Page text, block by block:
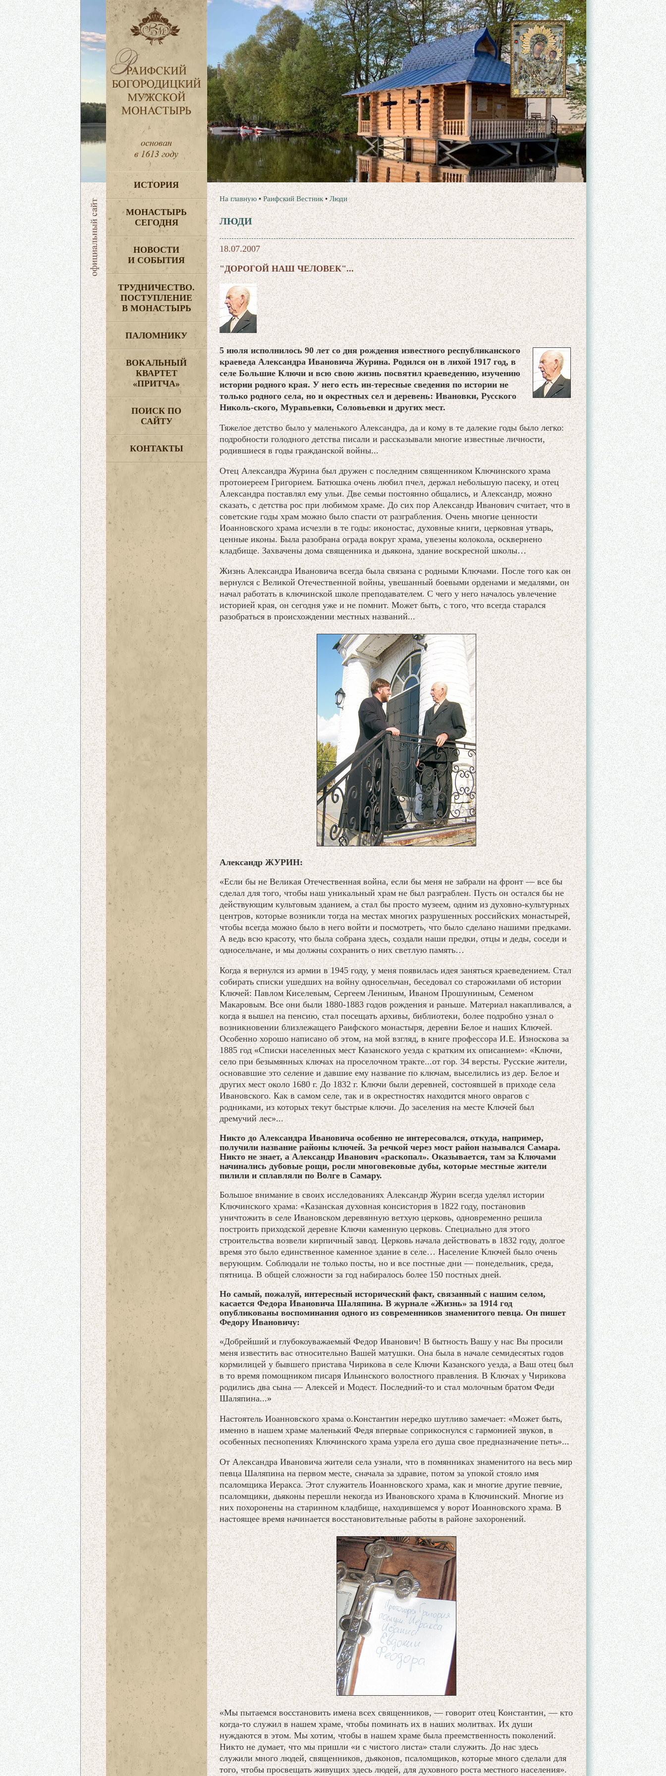
ИСТОРИЯ
МОНАСТЫРЬ
СЕГОДНЯ
НОВОСТИ
И СОБЫТИЯ
ТРУДНИЧЕСТВО.
ПОСТУПЛЕНИЕ
В МОНАСТЫРЬ
ПАЛОМНИКУ
ВОКАЛЬНЫЙ
КВАРТЕТ
«ПРИТЧА»
ПОИСК ПО
САЙТУ
КОНТАКТЫ
На главную •Раифский Вестник •Люди
ЛЮДИ
18.07.2007
"ДОРОГОЙ НАШ ЧЕЛОВЕК"...
5 июля исполнилось 90 лет со дня рождения известного республиканского
краеведа Александра Ивановича Журина. Родился он в лихой 1917 год, в
селе Большие Ключи и всю свою жизнь посвятил краеведению, изучению
истории родного края. У него есть ин-тересные сведения по истории не
только родного села, но и окрестных сел и деревень: Ивановки, Русского
Николь-ского, Муравьевки, Соловьевки и других мест.
Тяжелое детство было у маленького Александра, да и кому в те далекие годы было легко:
подробности голодного детства писали и рассказывали многие известные личности,
родившиеся в годы гражданской войны...
Отец Александра Журина был дружен с последним священником Ключинского храма
протоиереем Григорием. Батюшка очень любил пчел, держал небольшую пасеку, и отец
Александра поставлял ему ульи. Две семьи постоянно общались, и Александр, можно
сказать, с детства рос при любимом храме. До сих пор Александр Иванович считает, что в
советские годы храм можно было спасти от разграбления. Очень многие ценности
Иоанновского храма исчезли в те годы: иконостас, духовные книги, церковная утварь,
ценные иконы. Была разобрана ограда вокруг храма, увезены колокола, осквернено
кладбище. Захвачены дома священника и дьякона, здание воскресной школы…
Жизнь Александра Ивановича всегда была связана с родными Ключами. После того как он
вернулся с Великой Отечественной войны, увешанный боевыми орденами и медалями, он
начал работать в ключинской школе преподавателем. С чего у него началось увлечение
историей края, он сегодня уже и не помнит. Может быть, с того, что всегда старался
разобраться в происхождении местных названий...
Александр ЖУРИН:
«Если бы не Великая Отечественная война, если бы меня не забрали на фронт — все бы
сделал для того, чтобы наш уникальный храм не был разграблен. Пусть он остался бы не
действующим культовым зданием, а стал бы просто музеем, одним из духовно-культурных
центров, которые возникли тогда на местах многих разрушенных российских монастырей,
чтобы всегда можно было в него войти и посмотреть, что было сделано нашими предками.
А ведь всю красоту, что была собрана здесь, создали наши предки, отцы и деды, соседи и
односельчане, и мы должны сохранить о них светлую память…
Когда я вернулся из армии в 1945 году, у меня появилась идея заняться краеведением. Стал
собирать списки ушедших на войну односельчан, беседовал со старожилами об истории
Ключей: Павлом Киселевым, Сергеем Лениным, Иваном Прошуниным, Семеном
Макаровым. Все они были 1880-1883 годов рождения и раньше. Материал накапливался, а
когда я вышел на пенсию, стал посещать архивы, библиотеки, более подробно узнал о
возникновении близлежащего Раифского монастыря, деревни Белое и наших Ключей.
Особенно хорошо написано об этом, на мой взгляд, в книге профессора И.Е. Износкова за
1885 год «Списки населенных мест Казанского уезда с кратким их описанием»: «Ключи,
село при безымянных ключах на проселочном тракте...от гор. 34 версты. Русские жители,
основавшие это селение и давшие ему название по ключам, выселились из дер. Белое и
других мест около 1680 г. До 1832 г. Ключи были деревней, состоявшей в приходе села
Ивановского. Как в самом селе, так и в окрестностях находится много оврагов с
родниками, из которых текут быстрые ключи. До заселения на месте Ключей был
дремучий лес»...
Никто до Александра Ивановича особенно не интересовался, откуда, например,
получили название районы ключей. За речкой через мост район назывался Самара.
Никто не знает, а Александр Иванович «раскопал». Оказывается, там за Ключами
начинались дубовые рощи, росли многовековые дубы, которые местные жители
пилили и сплавляли по Волге в Самару.
Большое внимание в своих исследованиях Александр Журин всегда уделял истории
Ключинского храма: «Казанская духовная консистория в 1822 году, постановив
уничтожить в селе Ивановском деревянную ветхую церковь, одновременно решила
построить приходской деревне Ключи каменную церковь. Специально для этого
строительства возвели кирпичный завод. Церковь начала действовать в 1832 году, долгое
время это было единственное каменное здание в селе… Население Ключей было очень
верующим. Соблюдали не только посты, но и все постные дни — понедельник, среда,
пятница. В общей сложности за год набиралось более 150 постных дней.
Но самый, пожалуй, интересный исторический факт, связанный с нашим селом,
касается Федора Ивановича Шаляпина. В журнале «Жизнь» за 1914 год
опубликованы воспоминания одного из современников знаменитого певца. Он пишет
Федору Ивановичу:
«Добрейший и глубокоуважаемый Федор Иванович! В бытность Вашу у нас Вы просили
меня известить вас относительно Вашей матушки. Она была в начале семидесятых годов
кормилицей у бывшего пристава Чирикова в селе Ключи Казанского уезда, а Ваш отец был
в то время помощником писаря Ильинского волостного правления. В Ключах у Чирикова
родились два сына — Алексей и Модест. Последний-то и стал молочным братом Феди
Шаляпина...»
Настоятель Иоанновского храма о.Константин нередко шутливо замечает: «Может быть,
именно в нашем храме маленький Федя впервые соприкоснулся с гармонией звуков, в
особенных песнопениях Ключинского храма узрела его душа свое предназначение петь»...
От Александра Ивановича жители села узнали, что в помянниках знаменитого на весь мир
певца Шаляпина на первом месте, сначала за здравие, потом за упокой стояло имя
псаломщика Иеракса. Этот служитель Иоанновского храма, как и многие другие певчие,
псаломщики, дьяконы перешли некогда из Ивановского храма в Ключинский. Многие из
них похоронены на старинном кладбище, находившемся у ворот Иоанновского храма. В
настоящее время начинается восстановительные работы в районе захоронений.
«Мы пытаемся восстановить имена всех священников, — говорит отец Константин, — кто
когда-то служил в нашем храме, чтобы поминать их в наших молитвах. Их души
нуждаются в этом. Мы хотим, чтобы в нашем храме была преемственность поколений.
Никто не думает, что мы пришли «и с чистого листа» стали служить. До нас здесь
служили много людей, священников, дьяконов, псаломщиков, которые много сделали для
того, чтобы просвещать живущих здесь людей, для духовного роста местного населения».